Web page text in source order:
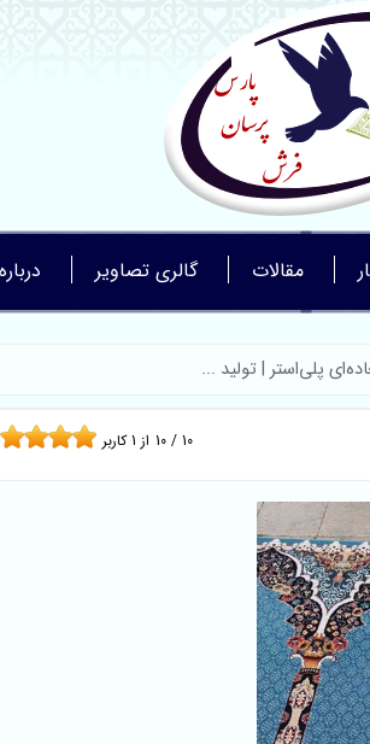
مقالات گالری تصاویر
پلی‌استر | تولید ...
10 / 10 از 1کاربر